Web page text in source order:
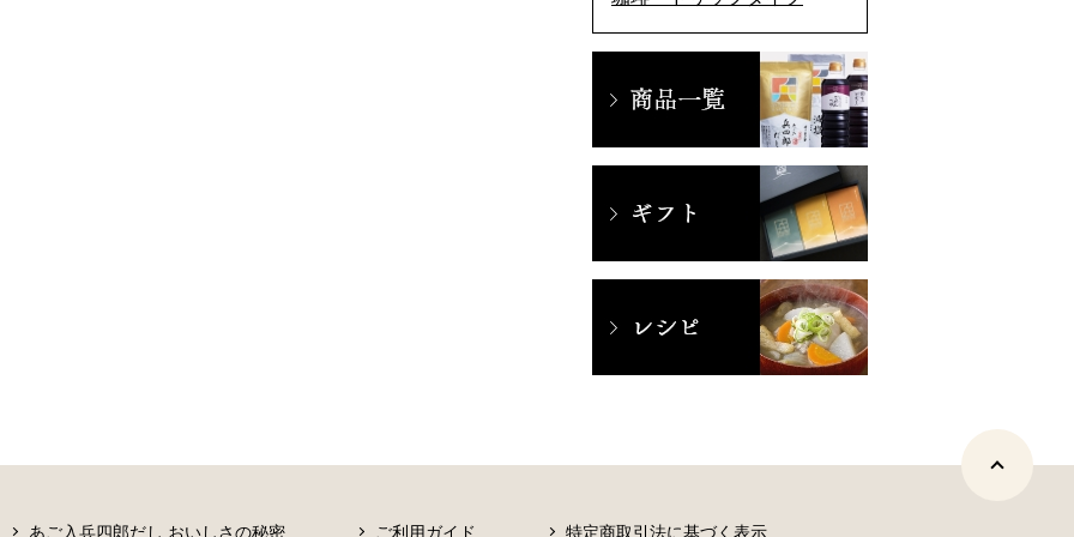
あご入兵四郎だし おいしさの秘密 ご利用ガイド 特定商取引法に基づく表示